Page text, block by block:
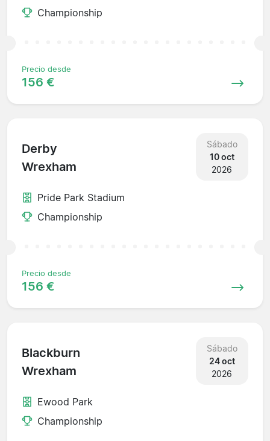
Championship
Precio desde
156 €
Derby
Wrexham
Sábado
10 oct
2026
Pride Park Stadium
Championship
Precio desde
156 €
Blackburn
Wrexham
Sábado
24 oct
2026
Ewood Park
Championship